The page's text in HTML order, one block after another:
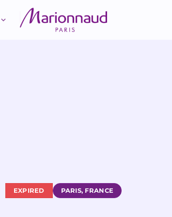
EXPIRED PARIS, FRANCE